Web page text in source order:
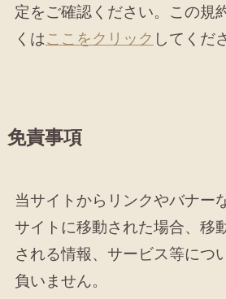
定をご確認ください。この規
くはここをクリック してくだ
免責事項
当サイトからリンクやバナー
サイトに移動された場合、移
される情報、サービス等につ
負いません。